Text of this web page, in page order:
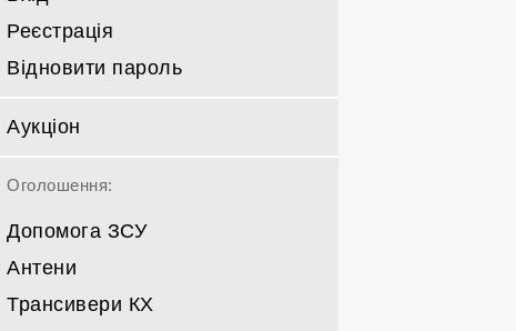
Реєстрація
Відновити пароль
Аукціон
Оголошення:
Допомога ЗСУ
Антени
Спрямовані КВ
Трансивери КХ